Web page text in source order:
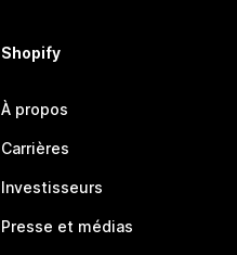
Shopify
À propos
Carrières
Investisseurs
Presse et médias